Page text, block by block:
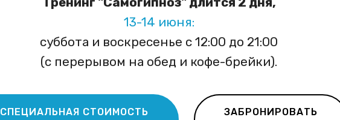
13-14 июня:
суббота и воскресенье с 12:00 до 21:00
(с перерывом на обед и кофе-брейки).
СПЕЦИАЛЬНАЯ СТОИМОСТЬ
ЗАБРОНИРОВАТЬ